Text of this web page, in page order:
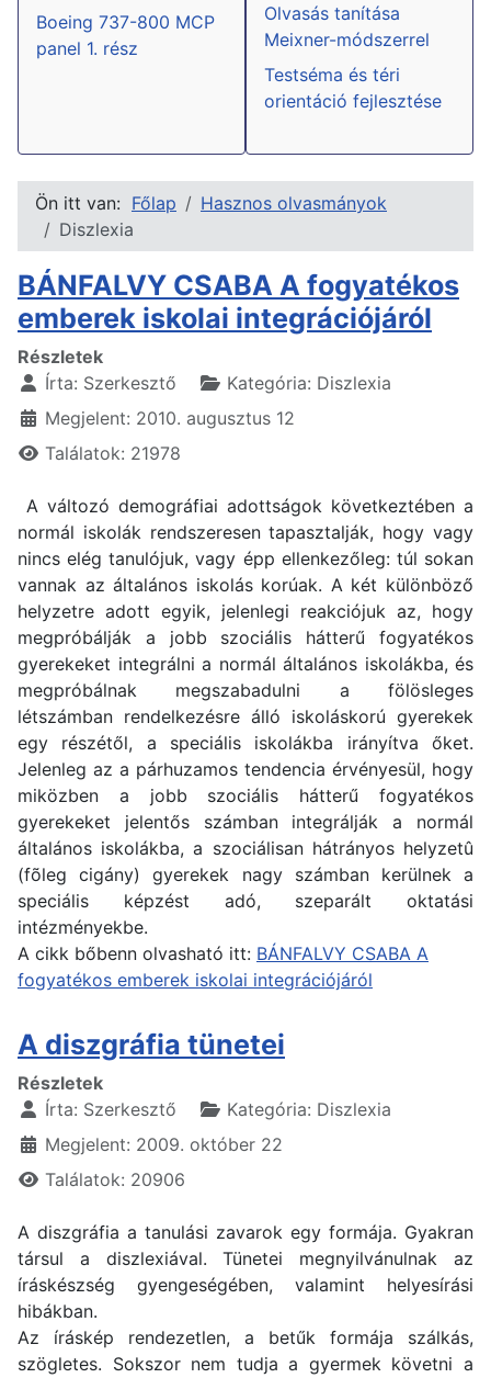
Boeing 737-800 MCP
panel 1. rész
Olvasás tanítása
Meixner-módszerrel
Testséma és téri
orientáció fejlesztése
Ön itt van: Főlap
Hasznos olvasmányok
Diszlexia
BÁNFALVY CSABA A fogyatékos
emberek iskolai integrációjáról
Részletek
Írta: Szerkesztő Kategória: Diszlexia
Megjelent: 2010. augusztus 12
Találatok: 21978
A változó demográfiai adottságok következtében a
normál iskolák rendszeresen tapasztalják, hogy vagy
nincs elég tanulójuk, vagy épp ellenkezőleg: túl sokan
vannak az általános iskolás korúak. A két különböző
helyzetre adott egyik, jelenlegi reakciójuk az, hogy
megpróbálják a jobb szociális hátterű fogyatékos
gyerekeket integrálni a normál általános iskolákba, és
megpróbálnak megszabadulni a fölösleges
létszámban rendelkezésre álló iskoláskorú gyerekek
egy részétől, a speciális iskolákba irányítva őket.
Jelenleg az a párhuzamos tendencia érvényesül, hogy
miközben a jobb szociális hátterű fogyatékos
gyerekeket jelentős számban integrálják a normál
általános iskolákba, a szociálisan hátrányos helyzetû
(fõleg cigány) gyerekek nagy számban kerülnek a
speciális képzést adó, szeparált oktatási
intézményekbe.
A cikk bőbenn olvasható itt: BÁNFALVY CSABA A
fogyatékos emberek iskolai integrációjáról
A diszgráfia tünetei
Részletek
Írta: Szerkesztő Kategória: Diszlexia
Megjelent: 2009. október 22
Találatok: 20906
A diszgráfia a tanulási zavarok egy formája. Gyakran
társul a diszlexiával. Tünetei megnyilvánulnak az
íráskészség gyengeségében, valamint helyesírási
hibákban.
Az íráskép rendezetlen, a betűk formája szálkás,
szögletes. Sokszor nem tudja a gyermek követni a